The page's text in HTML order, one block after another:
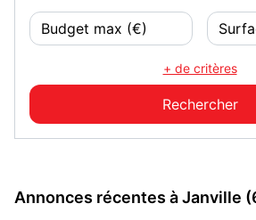
+ de critères
Annonces récentes à Janville